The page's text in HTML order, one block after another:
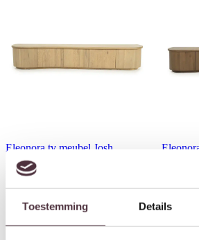
Toestemming Details
Eleonora tv meubel Josh
240x42x43 cm eiken naturel
1.099,00